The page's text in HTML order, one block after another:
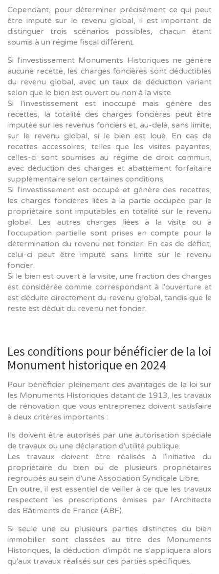
Cependant, pour déterminer précisément ce qui peut
être imputé sur le revenu global, il est important de
distinguer trois scénarios possibles, chacun étant
soumis à un régime fiscal différent.
Si l'investissement Monuments Historiques ne génère
aucune recette, les charges foncières sont déductibles
du revenu global, avec un taux de déduction variant
selon que le bien est ouvert ou non à la visite.
Si l'investissement est inoccupé mais génère des
recettes, la totalité des charges foncières peut être
imputée sur les revenus fonciers et, au-delà, sans limite,
sur le revenu global, si le bien est loué. En cas de
recettes accessoires, telles que les visites payantes,
celles-ci sont soumises au régime de droit commun,
avec déduction des charges et abattement forfaitaire
supplémentaire selon certaines conditions.
Si l'investissement est occupé et génère des recettes,
les charges foncières liées à la partie occupée par le
propriétaire sont imputables en totalité sur le revenu
global. Les autres charges liées à la visite ou à
l'occupation partielle sont prises en compte pour la
détermination du revenu net foncier. En cas de déficit,
celui-ci peut être imputé sans limite sur le revenu
foncier.
Si le bien est ouvert à la visite, une fraction des charges
est considérée comme correspondant à l'ouverture et
est déduite directement du revenu global, tandis que le
reste est déduit du revenu net foncier.
Les conditions pour bénéficier de la loi
Monument historique en 2024
Pour bénéficier pleinement des avantages de la loi sur
les Monuments Historiques datant de 1913, les travaux
de rénovation que vous entreprenez doivent satisfaire
à deux critères importants :
Ils doivent être autorisés par une autorisation spéciale
de travaux ou une déclaration d'utilité publique.
Les travaux doivent être réalisés à l'initiative du
propriétaire du bien ou de plusieurs propriétaires
regroupés au sein d'une Association Syndicale Libre.
En outre, il est essentiel de veiller à ce que les travaux
respectent les prescriptions émises par l'Architecte
des Bâtiments de France (ABF).
Si seule une ou plusieurs parties distinctes du bien
immobilier sont classées au titre des Monuments
Historiques, la déduction d'impôt ne s'appliquera alors
qu'aux travaux réalisés sur ces parties spécifiques.